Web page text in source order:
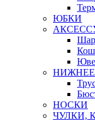
ЮБКИ
НИЖНЕЕ
НОСКИ
ЧУЛКИ,